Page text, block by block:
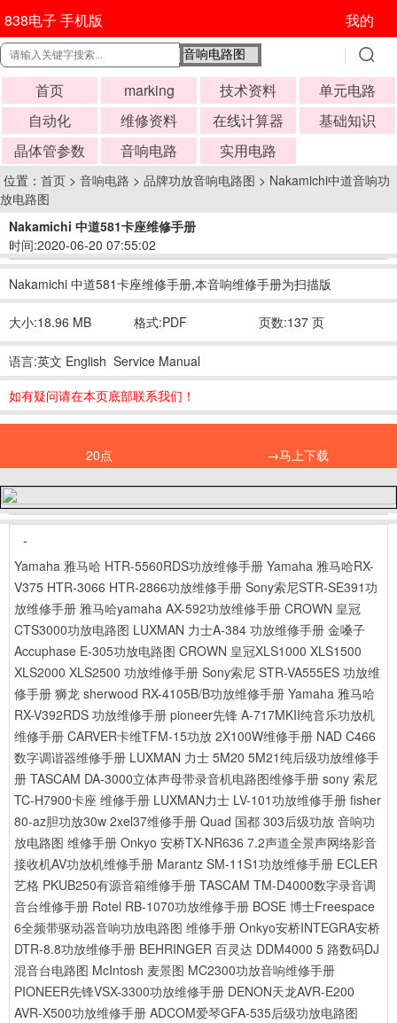
838电子 手机版 我的
首页 marking 技术资料
单元电路
自动化
维修资料 在线计算器
基础知识
晶体管参数
音响电路 实用电路
位置： 首页 > 音响电路 > 品牌功放音响电路图 > Nakamichi中道音响功
放电路图
Nakamichi 中道581卡座维修手册
时间:2020-06-20 07:55:02
Nakamichi 中道581卡座维修手册,本音响维修手册为扫描版
大小:18.96 MB 格式:PDF 页数:137 页
语言:英文 English Service Manual
如有疑问请在本页底部联系我们！
20点 →马上下载
-
Yamaha 雅马哈 HTR-5560RDS功放维修手册 Yamaha 雅马哈RX-
V375 HTR-3066 HTR-2866功放维修手册 Sony索尼STR-SE391功
放维修手册 雅马哈yamaha AX-592功放维修手册 CROWN 皇冠
CTS3000功放电路图 LUXMAN 力士A-384 功放维修手册 金嗓子
Accuphase E-305功放电路图 CROWN 皇冠XLS1000 XLS1500
XLS2000 XLS2500 功放维修手册 Sony索尼 STR-VA555ES 功放维
修手册 狮龙 sherwood RX-4105B/B功放维修手册 Yamaha 雅马哈
RX-V392RDS 功放维修手册 pioneer先锋 A-717MKII纯音乐功放机
维修手册 CARVER卡维TFM-15功放 2X100W维修手册 NAD C466
数字调谐器维修手册 LUXMAN 力士 5M20 5M21纯后级功放维修手
册 TASCAM DA-3000立体声母带录音机电路图维修手册 sony 索尼
TC-H7900卡座 维修手册 LUXMAN力士 LV-101功放维修手册 fisher
80-az胆功放30w 2xel37维修手册 Quad 国都 303后级功放 音响功
放电路图 维修手册 Onkyo 安桥TX-NR636 7.2声道全景声网络影音
接收机AV功放机维修手册 Marantz SM-11S1功放维修手册 ECLER
艺格 PKUB250有源音箱维修手册 TASCAM TM-D4000数字录音调
音台维修手册 Rotel RB-1070功放维修手册 BOSE 博士Freespace
6全频带驱动器音响功放电路图 维修手册 Onkyo安桥INTEGRA安桥
DTR-8.8功放维修手册 BEHRINGER 百灵达 DDM4000 5 路数码DJ
混音台电路图 McIntosh 麦景图 MC2300功放音响维修手册
PIONEER先锋VSX-3300功放维修手册 DENON天龙AVR-E200
AVR-X500功放维修手册 ADCOM爱琴GFA-535后级功放电路图